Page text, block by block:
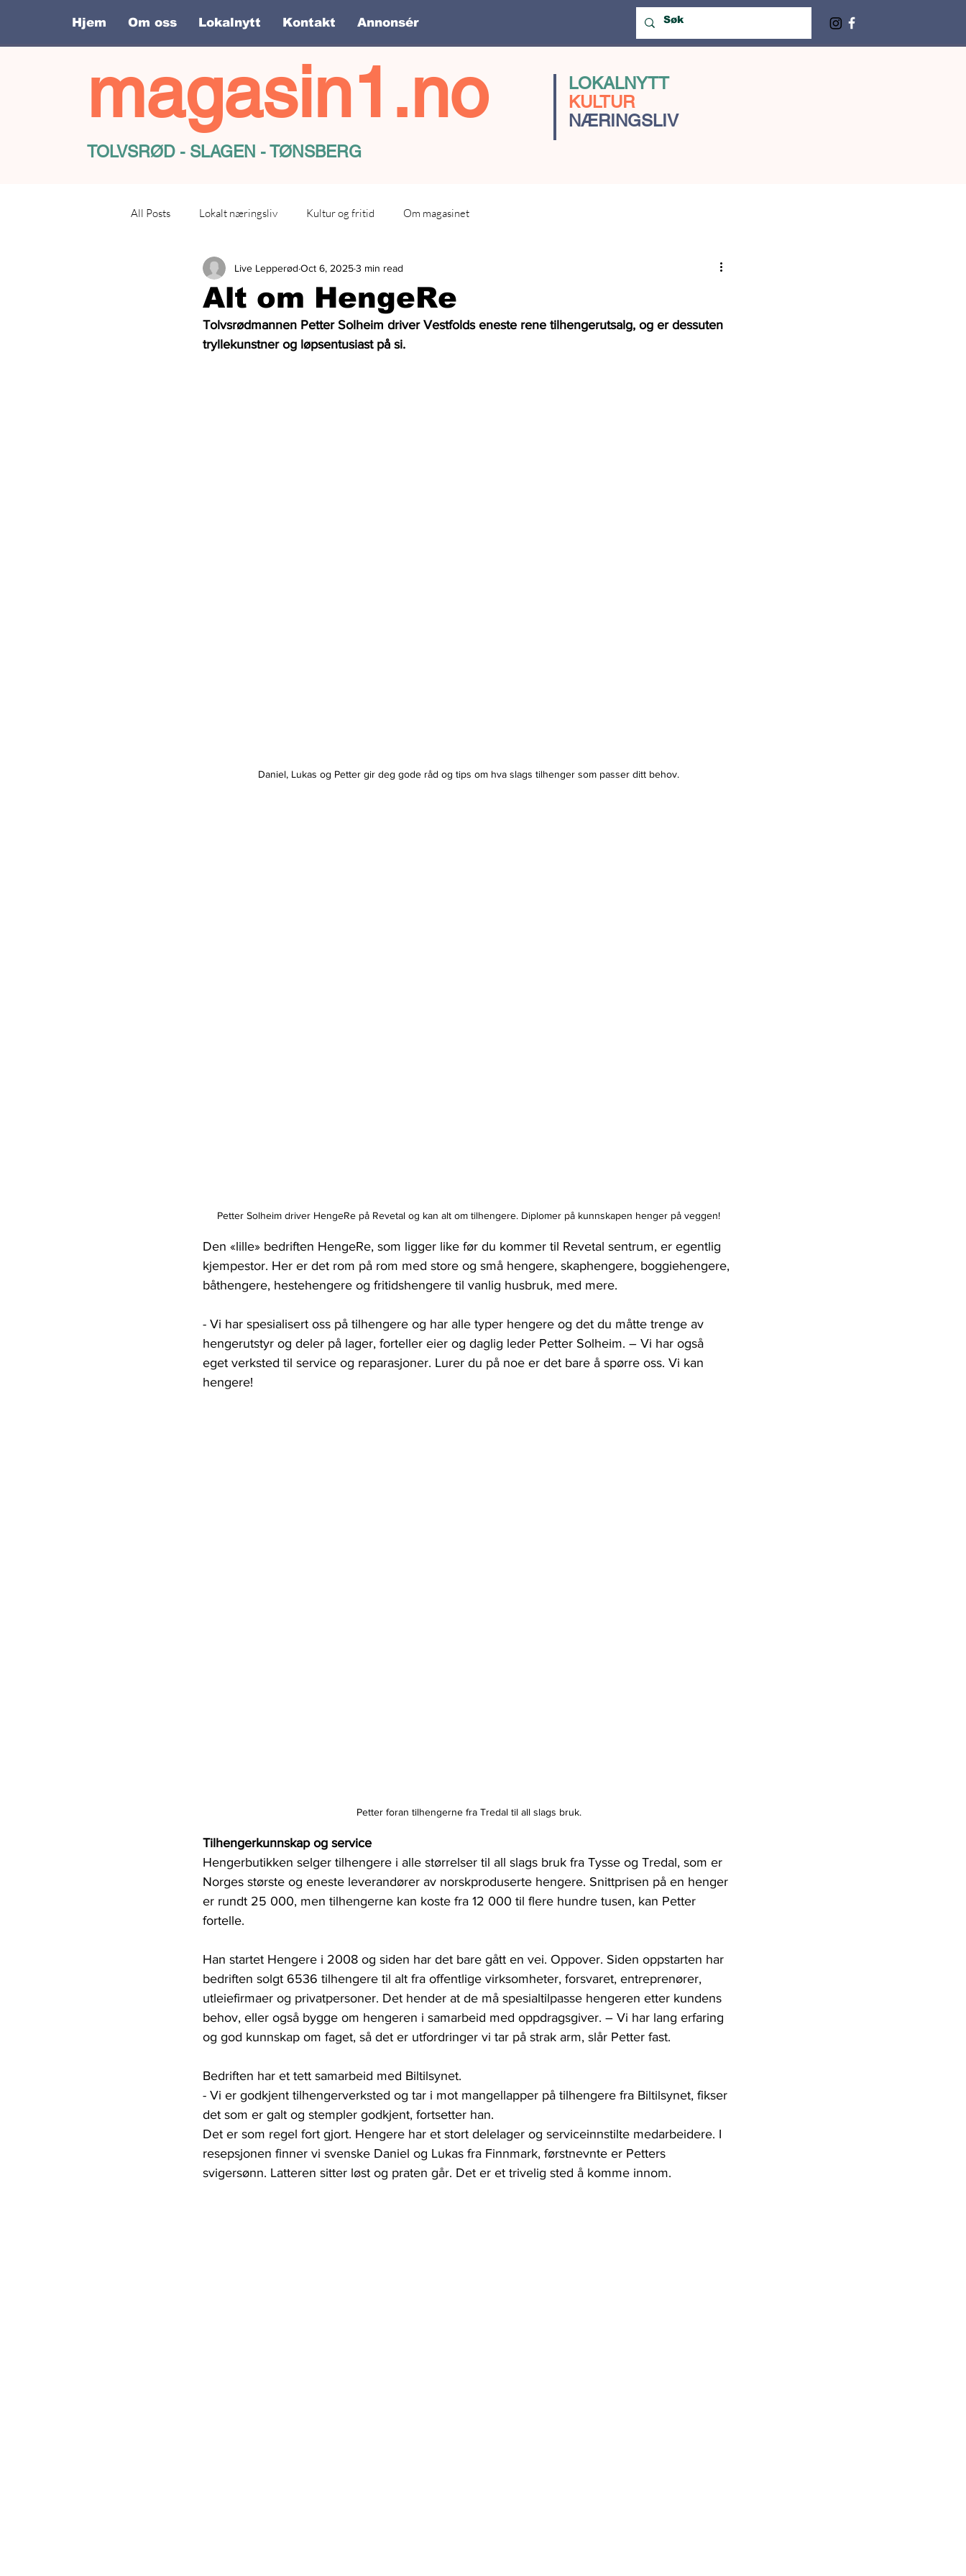
Hjem Om oss Lokalnytt Kontakt Annonsér
magasin1.no
LOKALNYTT
KULTUR
NÆRINGSLIV
TOLVSRØD - SLAGEN - TØNSBERG
All Posts Lokalt næringsliv Kultur og fritid Om magasinet
Alt om HengeRe
Live Lepperød Oct 6, 20253 min read
Tolvsrødmannen Petter Solheim driver Vestfolds eneste rene tilhengerutsalg, og er dessuten
tryllekunstner og løpsentusiast på si.
Daniel, Lukas og Petter gir deg gode råd og tips om hva slags tilhenger som passer ditt behov.
Petter Solheim driver HengeRe på Revetal og kan alt om tilhengere. Diplomer på kunnskapen henger på veggen!
Den «lille» bedriften HengeRe, som ligger like før du kommer til Revetal sentrum, er egentlig
kjempestor. Her er det rom på rom med store og små hengere, skaphengere, boggiehengere,
båthengere, hestehengere og fritidshengere til vanlig husbruk, med mere.
- Vi har spesialisert oss på tilhengere og har alle typer hengere og det du måtte trenge av
hengerutstyr og deler på lager, forteller eier og daglig leder Petter Solheim. – Vi har også
eget verksted til service og reparasjoner. Lurer du på noe er det bare å spørre oss. Vi kan
hengere!
Petter foran tilhengerne fra Tredal til all slags bruk.
Tilhengerkunnskap og service
Hengerbutikken selger tilhengere i alle størrelser til all slags bruk fra Tysse og Tredal, som er
Norges største og eneste leverandører av norskproduserte hengere. Snittprisen på en henger
er rundt 25 000, men tilhengerne kan koste fra 12 000 til flere hundre tusen, kan Petter
fortelle.
Han startet Hengere i 2008 og siden har det bare gått en vei. Oppover. Siden oppstarten har
bedriften solgt 6536 tilhengere til alt fra offentlige virksomheter, forsvaret, entreprenører,
utleiefirmaer og privatpersoner. Det hender at de må spesialtilpasse hengeren etter kundens
behov, eller også bygge om hengeren i samarbeid med oppdragsgiver. – Vi har lang erfaring
og god kunnskap om faget, så det er utfordringer vi tar på strak arm, slår Petter fast.
Bedriften har et tett samarbeid med Biltilsynet.
- Vi er godkjent tilhengerverksted og tar i mot mangellapper på tilhengere fra Biltilsynet, fikser
det som er galt og stempler godkjent, fortsetter han.
Det er som regel fort gjort. Hengere har et stort delelager og serviceinnstilte medarbeidere. I
resepsjonen finner vi svenske Daniel og Lukas fra Finnmark, førstnevnte er Petters
svigersønn. Latteren sitter løst og praten går. Det er et trivelig sted å komme innom.